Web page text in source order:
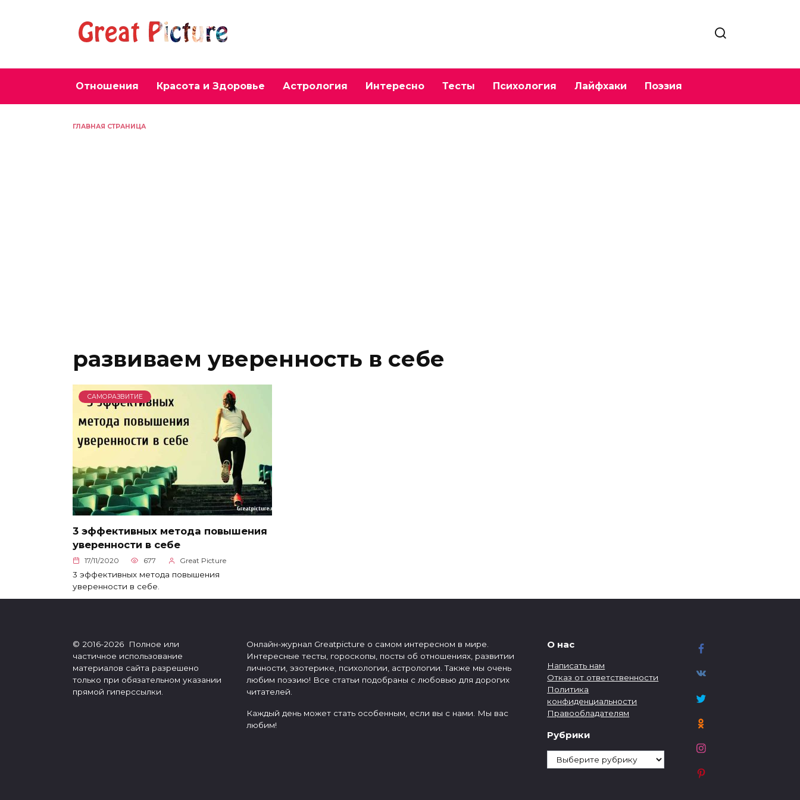
Отношения Красота и Здоровье Астрология Интересно Тесты Психология Лайфхаки Поэзия
ГЛАВНАЯ СТРАНИЦА
развиваем уверенность в себе
САМОРАЗВИТИЕ
3 эффективных метода повышения
уверенности в себе
17/11/2020 677 Great Picture
3 эффективных метода повышения
уверенности в себе.
© 2016-2026 Полное или
частичное использование
материалов сайта разрешено
только при обязательном указании
прямой гиперссылки.
Онлайн-журнал Greatpicture о самом интересном в мире.
Интересные тесты, гороскопы, посты об отношениях, развитии
личности, эзотерике, психологии, астрологии. Также мы очень
любим поэзию! Все статьи подобраны с любовью для дорогих
читателей.
Каждый день может стать особенным, если вы с нами. Мы вас
любим!
О нас
Написать нам
Отказ от ответственности
Политика
конфиденциальности
Правообладателям
Рубрики
Рубрики